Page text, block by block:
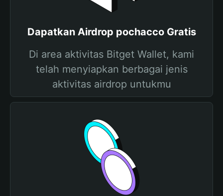
Dapatkan Airdrop pochacco Gratis
Di area aktivitas Bitget Wallet, kami
telah menyiapkan berbagai jenis
aktivitas airdrop untukmu